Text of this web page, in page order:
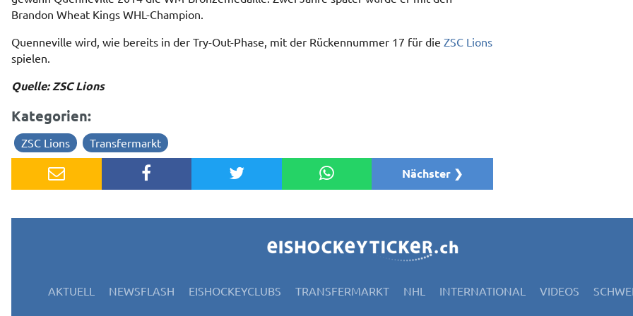
Brandon Wheat Kings WHL-Champion.
Quenneville wird, wie bereits in der Try-Out-Phase, mit der Rückennummer 17 für die ZSC Lions
spielen.
Quelle: ZSC Lions
Kategorien:
ZSC Lions Transfermarkt
Nächster ❯
AKTUELL NEWSFLASH EISHOCKEYCLUBS TRANSFERMARKT NHL INTERNATIONAL VIDEOS